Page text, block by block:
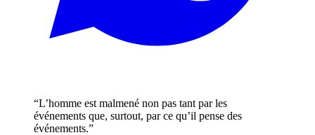
“L’homme est malmené non pas tant par les
événements que, surtout, par ce qu’il pense des
événements.”